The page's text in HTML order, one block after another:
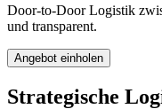
Door-to-Door Logistik
und transparent.
Angebot einholen
Strategische